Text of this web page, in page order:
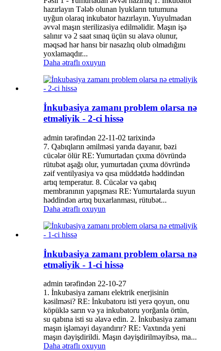
hazırlayın Tələb olunan lyukların tutumuna
uyğun olaraq inkubator hazırlayın. Yuyulmadan
əvvəl maşın sterilizasiya edilməlidir. Maşın işə
salınır və 2 saat sınaq üçün su əlavə olunur,
məqsəd hər hansı bir nasazlıq olub olmadığını
yoxlamaqdır...
Daha ətraflı oxuyun
İnkubasiya zamanı problem olarsa nə
etməliyik - 2-ci hissə
admin tərəfindən 22-11-02 tarixində
7. Qabıqların əmilməsi yarıda dayanır, bəzi
cücələr ölür RE: Yumurtadan çıxma dövründə
rütubət aşağı olur, yumurtadan çıxma dövründə
zəif ventilyasiya və qısa müddətdə həddindən
artıq temperatur. 8. Cücələr və qabıq
membranının yapışması RE: Yumurtalarda suyun
həddindən artıq buxarlanması, rütubət...
Daha ətraflı oxuyun
İnkubasiya zamanı problem olarsa nə
etməliyik - 1-ci hissə
admin tərəfindən 22-10-27
1. İnkubasiya zamanı elektrik enerjisinin
kəsilməsi? RE: İnkubatoru isti yerə qoyun, onu
köpüklə sarın və ya inkubatoru yorğanla örtün,
su qabına isti su əlavə edin. 2. İnkubasiya zamanı
maşın işləməyi dayandırır? RE: Vaxtında yeni
maşın dəyişdirildi. Maşın dəyişdirilməyibsə, ma...
Daha ətraflı oxuyun